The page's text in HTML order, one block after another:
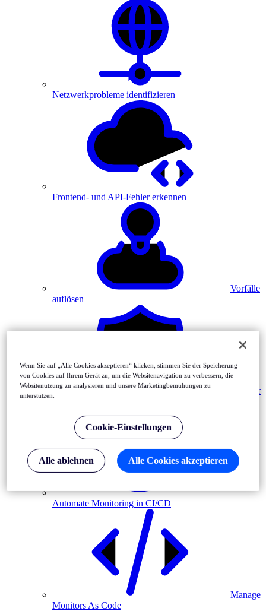
Netzwerkprobleme identifizieren
Frontend- und API-Fehler erkennen
Vorfälle
auflösen
Monitor
MFA-driven journeys
Automate Monitoring in CI/CD
Manage
Monitors As Code
Wenn Sie auf „Alle Cookies akzeptieren“ klicken, stimmen Sie der Speicherung
von Cookies auf Ihrem Gerät zu, um die Websitenavigation zu verbessern, die
Websitenutzung zu analysieren und unsere Marketingbemühungen zu
unterstützen.
Cookie-Einstellungen
Alle ablehnen Alle Cookies akzeptieren